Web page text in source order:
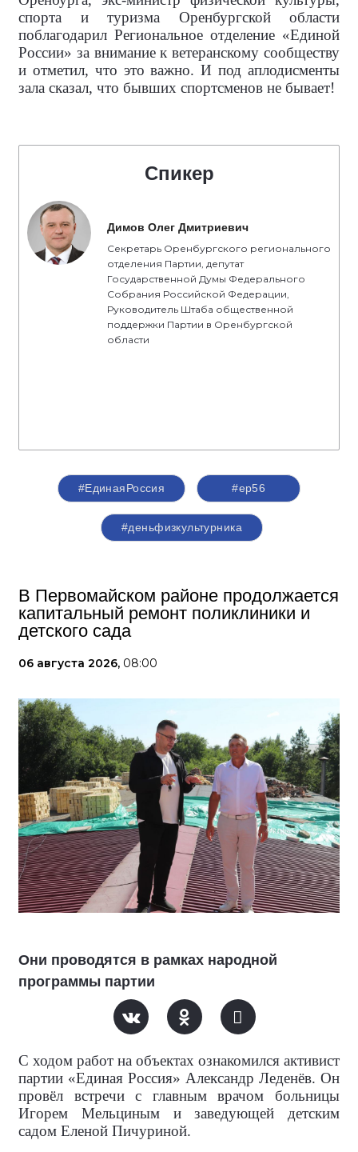
спорта и туризма Оренбургской области
поблагодарил Региональное отделение «Единой
России» за внимание к ветеранскому сообществу
и отметил, что это важно. И под аплодисменты
зала сказал, что бывших спортсменов не бывает!
Спикер
Димов Олег Дмитриевич
Секретарь Оренбургского регионального
отделения Партии, депутат
Государственной Думы Федерального
Собрания Российской Федерации,
Руководитель Штаба общественной
поддержки Партии в Оренбургской
области
#ЕдинаяРоссия #ер56
#деньфизкультурника
В Первомайском районе продолжается
капитальный ремонт поликлиники и
детского сада
06 августа 2026, 08:00
Они проводятся в рамках народной
программы партии
С ходом работ на объектах ознакомился активист
партии «Единая Россия» Александр Леденёв. Он
провёл встречи с главным врачом больницы
Игорем Мельциным и заведующей детским
садом Еленой Пичуриной.